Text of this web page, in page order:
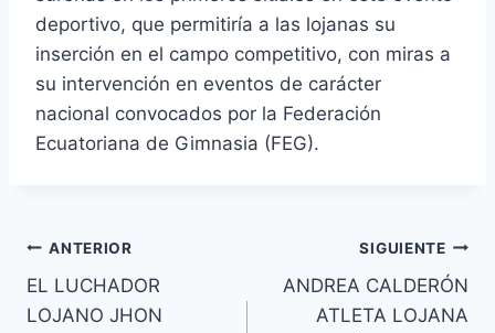
deportivo, que permitiría a las lojanas su
inserción en el campo competitivo, con miras a
su intervención en eventos de carácter
nacional convocados por la Federación
Ecuatoriana de Gimnasia (FEG).
ANTERIOR
EL LUCHADOR
LOJANO JHON
SIGUIENTE
ANDREA CALDERÓN
ATLETA LOJANA